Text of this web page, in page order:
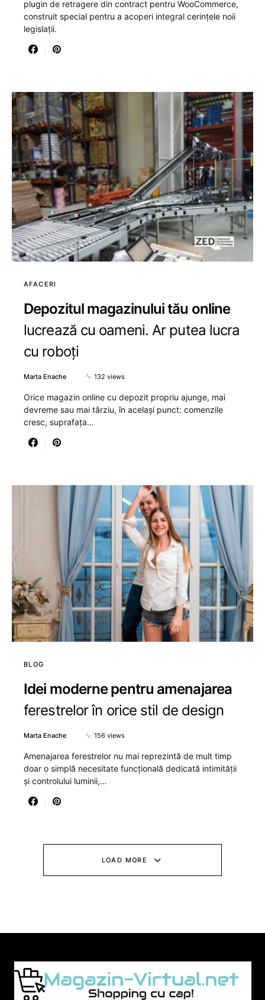
plugin de retragere din contract pentru WooCommerce,
construit special pentru a acoperi integral cerințele noii
legislații.
AFACERI
Depozitul magazinului tău online
lucrează cu oameni. Ar putea lucra
cu roboți
Marta Enache 132 views
Orice magazin online cu depozit propriu ajunge, mai
devreme sau mai târziu, în același punct: comenzile
cresc, suprafața…
BLOG
Idei moderne pentru amenajarea
ferestrelor în orice stil de design
Marta Enache 156 views
Amenajarea ferestrelor nu mai reprezintă de mult timp
doar o simplă necesitate funcțională dedicată intimității
și controlului luminii,…
LOAD MORE